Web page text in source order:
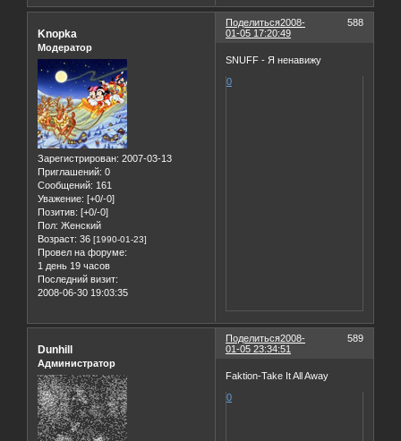
Поделиться 588
2008-
01-05 17:20:49
Knopka
Модератор
Зарегистрирован: 2007-03-13
Приглашений: 0
Сообщений: 161
Уважение: [+0/-0]
Позитив: [+0/-0]
Пол: Женский
Возраст: 36 [1990-01-23]
Провел на форуме:
1 день 19 часов
Последний визит:
2008-06-30 19:03:35
SNUFF - Я ненавижу
0
Поделиться 589
2008-
01-05 23:34:51
Dunhill
Администратор
Faktion-Take It All Away
0